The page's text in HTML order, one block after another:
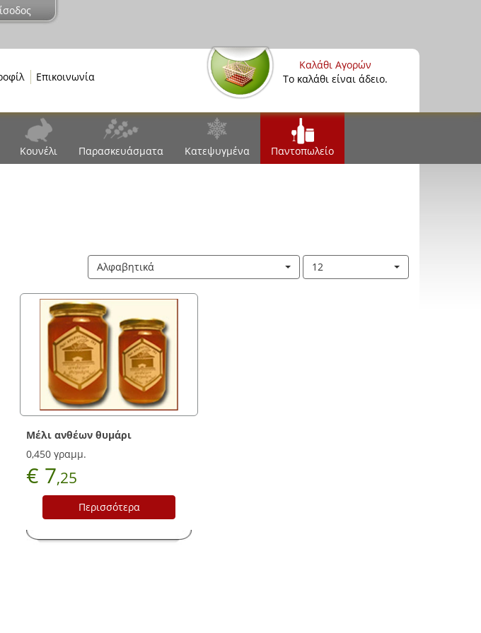
Επικοινωνία
Καλάθι Αγορών
Το καλάθι είναι άδειο.
Κουνέλι Παρασκευάσματα Κατεψυγμένα Παντοπωλείο
Αλφαβητικά 12
Μέλι ανθέων θυμάρι
0,450 γραμμ.
€ 7,25
Περισσότερα